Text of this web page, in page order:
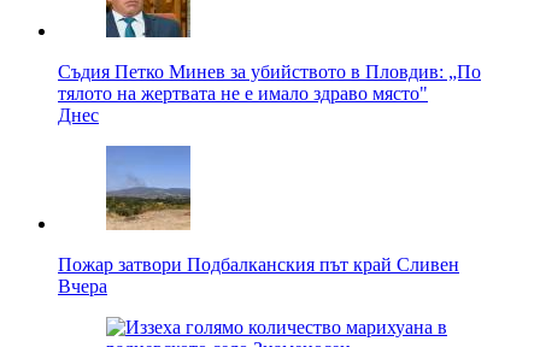
Съдия Петко Минев за убийството в Пловдив: „По
тялото на жертвата не е имало здраво място"
Днес
Пожар затвори Подбалканския път край Сливен
Вчера